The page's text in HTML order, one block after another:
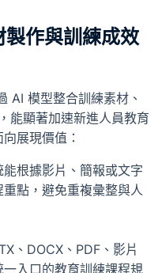
作與訓練成效
AI 模型整合訓練素材、
能顯著加速新進人員教育
展現價值：
能根據影片、簡報或文字
點，避免重複彙整與人
、DOCX、PDF、影片
入口的教育訓練課程規